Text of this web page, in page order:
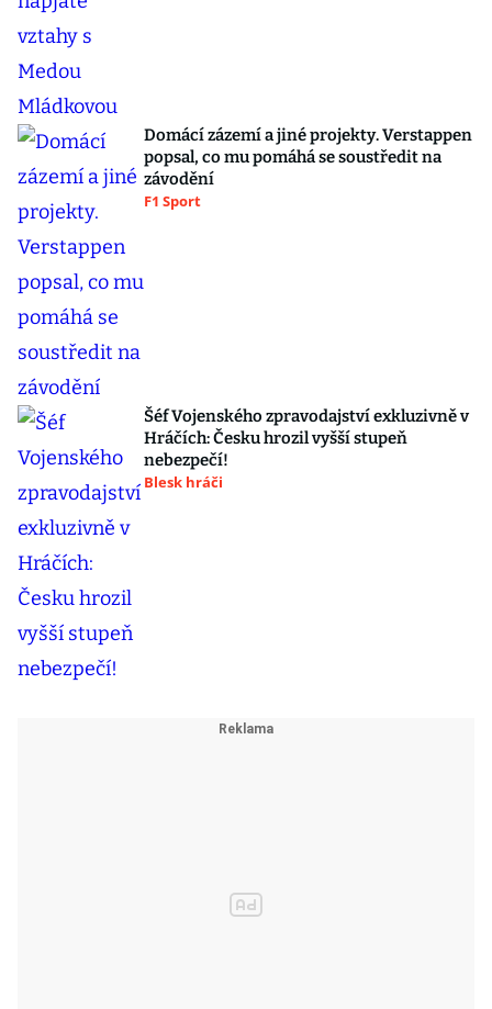
Domácí zázemí a jiné projekty. Verstappen
popsal, co mu pomáhá se soustředit na
závodění
F1 Sport
Šéf Vojenského zpravodajství exkluzivně v
Hráčích: Česku hrozil vyšší stupeň
nebezpečí!
Blesk hráči